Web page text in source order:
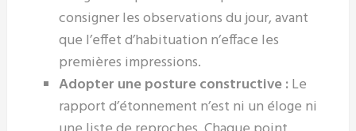
consigner les observations du jour, avant
que l’effet d’habituation n’efface les
premières impressions.
Adopter une posture constructive :Le
rapport d’étonnement n’est ni un éloge ni